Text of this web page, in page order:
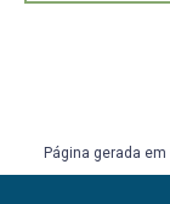
Página gerada